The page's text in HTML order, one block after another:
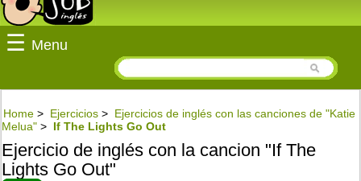
☰ Menu
Home > Ejercicios > Ejercicios de inglés con las canciones de "Katie
Melua" > If The Lights Go Out
Ejercicio de inglés con la cancion "If The
Lights Go Out"